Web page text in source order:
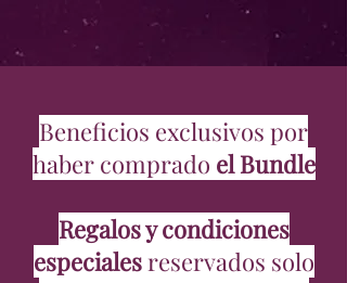
Beneficios exclusivos por
haber comprado el Bundle
Regalos y condiciones
especialesreservados solo